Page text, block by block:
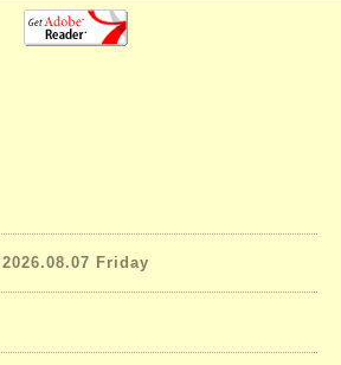
2026.08.07 Friday